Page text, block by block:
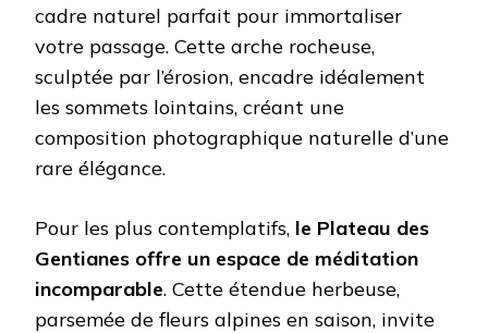
cadre naturel parfait pour immortaliser
votre passage. Cette arche rocheuse,
sculptée par l’érosion, encadre idéalement
les sommets lointains, créant une
composition photographique naturelle d’une
rare élégance.
Pour les plus contemplatifs, le Plateau des
Gentianes offre un espace de méditation
incomparable. Cette étendue herbeuse,
parsemée de fleurs alpines en saison, invite